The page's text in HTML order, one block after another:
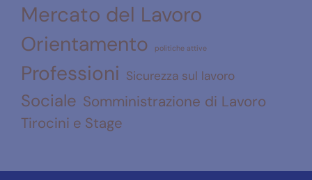
Mercato del Lavoro
Orientamento politiche attive
Professioni Sicurezza sul lavoro
Sociale Somministrazione di Lavoro
Tirocini e Stage